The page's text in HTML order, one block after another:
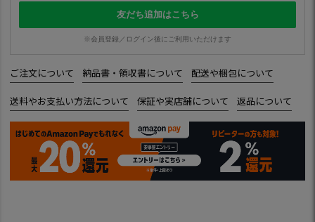
友だち追加はこちら
※会員登録／ログイン後にご利用いただけます
ご注文について 納品書・領収書について 配送や梱包について
送料やお支払い方法について 保証や実店舗について 返品について